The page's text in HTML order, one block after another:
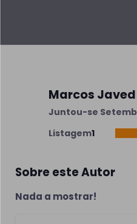
Marcos Javed
Juntou-se
Listagem1
Sobre este Autor
Nada a mostrar!